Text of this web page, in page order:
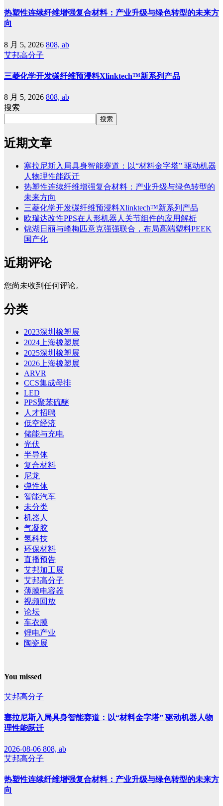
热塑性连续纤维增强复合材料：产业升级与绿色转型的未来方
向
8 月 5, 2026 808, ab
艾邦高分子
三菱化学开发碳纤维预浸料Xlinktech™新系列产品
8 月 5, 2026 808, ab
搜索
搜索
近期文章
塞拉尼斯入局具身智能赛道：以“材料金字塔” 驱动机器
人物理性能跃迁
热塑性连续纤维增强复合材料：产业升级与绿色转型的
未来方向
三菱化学开发碳纤维预浸料Xlinktech™新系列产品
欧瑞达改性PPS在人形机器人关节组件的应用解析
锦湖日丽与峰梅匹意克强强联合，布局高端塑料PEEK
国产化
近期评论
您尚未收到任何评论。
分类
2023深圳橡塑展
2024上海橡塑展
2025深圳橡塑展
2026上海橡塑展
ARVR
CCS集成母排
LED
PPS聚苯硫醚
人才招聘
低空经济
储能与充电
光伏
半导体
复合材料
尼龙
弹性体
智能汽车
未分类
机器人
气凝胶
氢科技
环保材料
直播预告
艾邦加工展
艾邦高分子
薄膜电容器
视频回放
论坛
车衣膜
锂电产业
陶瓷展
You missed
艾邦高分子
塞拉尼斯入局具身智能赛道：以“材料金字塔” 驱动机器人物
理性能跃迁
2026-08-06 808, ab
艾邦高分子
热塑性连续纤维增强复合材料：产业升级与绿色转型的未来方
向